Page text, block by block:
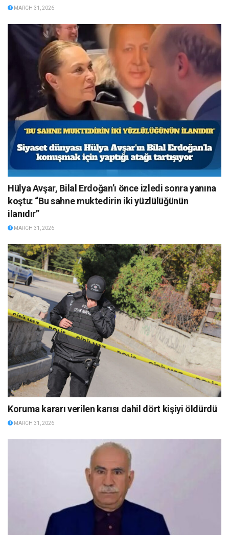
MARCH 31, 2026
Hülya Avşar, Bilal Erdoğan’ı önce izledi sonra yanına
koştu: “Bu sahne muktedirin iki yüzlülüğünün
ilanıdır”
MARCH 31, 2026
Koruma kararı verilen karısı dahil dört kişiyi öldürdü
MARCH 31, 2026